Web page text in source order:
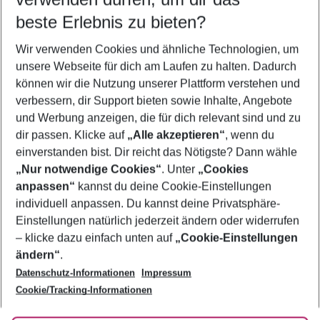
5-8 Nächte
2 Erwachsene Keine Kinder
Mehr Filter anzeigen
Footer
Footer navigation
Über uns
AGB
Bestpreisgarantie
Cookie-Einstellungen ändern
Cookie-Richtlinie
Agenturbetreuung
Barrierefreies Reisen
Folge uns
beste Erlebnis zu bieten?
Wir verwenden Cookies und ähnliche Technologien, um
unsere Webseite für dich am Laufen zu halten. Dadurch
können wir die Nutzung unserer Plattform verstehen und
verbessern, dir Support bieten sowie Inhalte, Angebote
und Werbung anzeigen, die für dich relevant sind und zu
dir passen. Klicke auf „Alle akzeptieren“, wenn du
einverstanden bist. Dir reicht das Nötigste? Dann wähle
„Nur notwendige Cookies“. Unter „Cookies
anpassen“ kannst du deine Cookie-Einstellungen
individuell anpassen. Du kannst deine Privatsphäre-
Einstellungen natürlich jederzeit ändern oder widerrufen
– klicke dazu einfach unten auf „Cookie-Einstellungen
ändern“.
Datenschutz-Informationen
Impressum
Cookie/Tracking-Informationen